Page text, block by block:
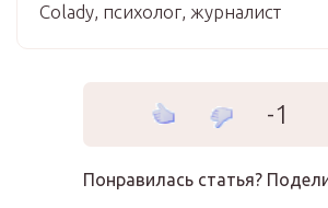
Colady, психолог, журналист
-1
Понравилась статья?